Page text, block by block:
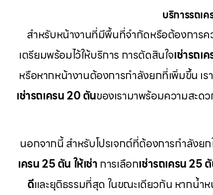
บริการรถเ
สำหรับหน้างานที่มีพื้นที่จำกัดหรือต้องการ
เตรียมพร้อมไว้ให้บริการ การตัดสินใจเช่ารถเ
หรือหากหน้างานต้องการกำลังยกที่เพิ่มขึ้น เร
เช่ารถเครน 20 ตันของเรามาพร้อมความสะดว
นอกจากนี้ สำหรับโปรเจกต์ที่ต้องการกำลังยก
เครน 25 ตัน ให้เช่าการเลือกเช่ารถเครน 25
ดีและยุติธรรมที่สุด ในขณะเดียวกัน หากน้ำ